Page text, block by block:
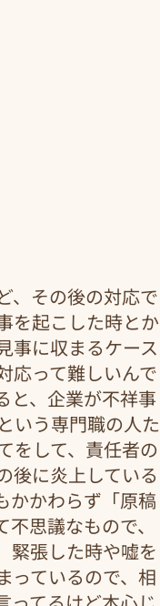
、その後の対応で
を起こした時とか
事に収まるケース
応って難しいんで
と、企業が不祥事
いう専門職の人た
をして、責任者の
後に炎上している
かかわらず「原稿
思議なもので、
緊張した時や嘘を
っているので、相